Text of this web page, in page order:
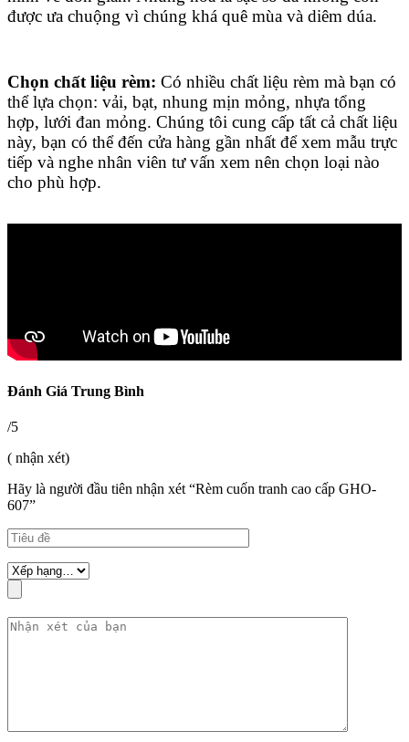
được ưa chuộng vì chúng khá quê mùa và diêm dúa.
Chọn chất liệu rèm: Có nhiều chất liệu rèm mà bạn có
thể lựa chọn: vải, bạt, nhung mịn mỏng, nhựa tổng
hợp, lưới đan mỏng. Chúng tôi cung cấp tất cả chất liệu
này, bạn có thể đến cửa hàng gần nhất để xem mẫu trực
tiếp và nghe nhân viên tư vấn xem nên chọn loại nào
cho phù hợp.
Đánh Giá Trung Bình
/5
( nhận xét)
Hãy là người đầu tiên nhận xét “Rèm cuốn tranh cao cấp GHO-
607”